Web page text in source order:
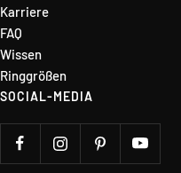
Karriere
FAQ
Wissen
Ringgrößen
SOCIAL-MEDIA